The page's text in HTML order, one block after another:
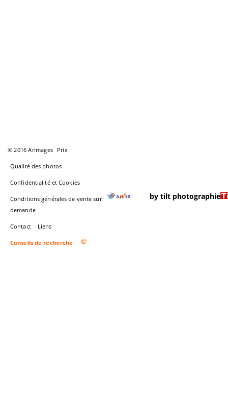
© 2016 Arimages Prix
Qualité des photos
Confidentialité et Cookies
Conditions générales de vente sur
demande
Contact Liens
Conseils de recherche
by tilt photographie